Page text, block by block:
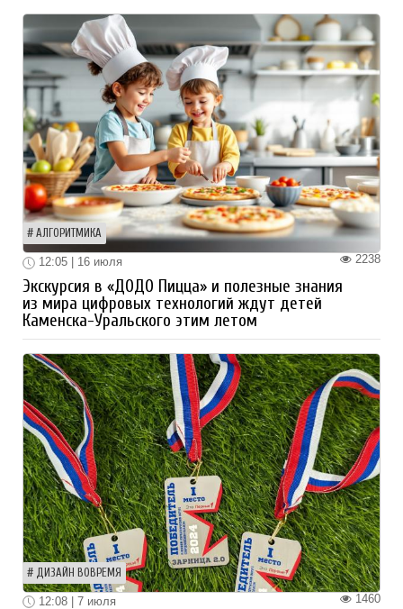
АЛГОРИТМИКА
2238
12:05 | 16 июля
Экскурсия в «ДОДО Пицца» и полезные знания
из мира цифровых технологий ждут детей
Каменска-Уральского этим летом
ДИЗАЙН ВОВРЕМЯ
1460
12:08 | 7 июля